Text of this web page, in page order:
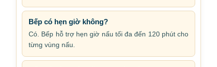
Bếp có hẹn giờ không?
Có. Bếp hỗ trợ hẹn giờ nấu tối đa đến 120 phút cho
từng vùng nấu.